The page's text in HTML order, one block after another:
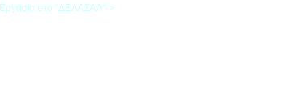
Εργασία στο "ΔΕΛΑΣΑΛ"->